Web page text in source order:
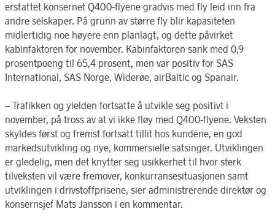
erstattet konsernet Q400-flyene gradvis med fly leid inn fra
andre selskaper. På grunn av større fly blir kapasiteten
midlertidig noe høyere enn planlagt, og dette påvirket
kabinfaktoren for november. Kabinfaktoren sank med 0,9
prosentpoeng til 65,4 prosent, men var positiv for SAS
International, SAS Norge, Widerøe, airBaltic og Spanair.
– Trafikken og yielden fortsatte å utvikle seg positivt i
november, på tross av at vi ikke fløy med Q400-flyene. Veksten
skyldes først og fremst fortsatt tillit hos kundene, en god
markedsutvikling og nye, kommersielle satsinger. Utviklingen
er gledelig, men det knytter seg usikkerhet til hvor sterk
tilveksten vil være fremover, konkurransesituasjonen samt
utviklingen i drivstoffprisene, sier administrerende direktør og
konsernsjef Mats Jansson i en kommentar.